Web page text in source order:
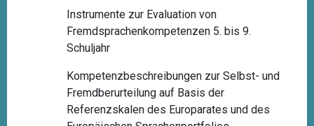
Instrumente zur Evaluation von
Fremdsprachenkompetenzen 5. bis 9.
Schuljahr
Kompetenzbeschreibungen zur Selbst- und
Fremdberurteilung auf Basis der
Referenzskalen des Europarates und des